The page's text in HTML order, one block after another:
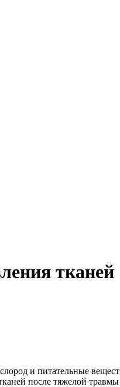
тканей
и питательные
после тяжелой травмы